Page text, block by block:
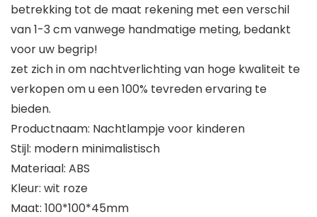
betrekking tot de maat rekening met een verschil
van 1-3 cm vanwege handmatige meting, bedankt
voor uw begrip!
zet zich in om nachtverlichting van hoge kwaliteit te
verkopen om u een 100% tevreden ervaring te
bieden.
Productnaam: Nachtlampje voor kinderen
Stijl: modern minimalistisch
Materiaal: ABS
Kleur: wit roze
Maat: 100*100*45mm